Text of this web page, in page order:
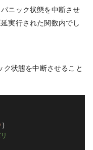
ニック状態を中断させ
実行された関数内でし
状態を中断させること
)